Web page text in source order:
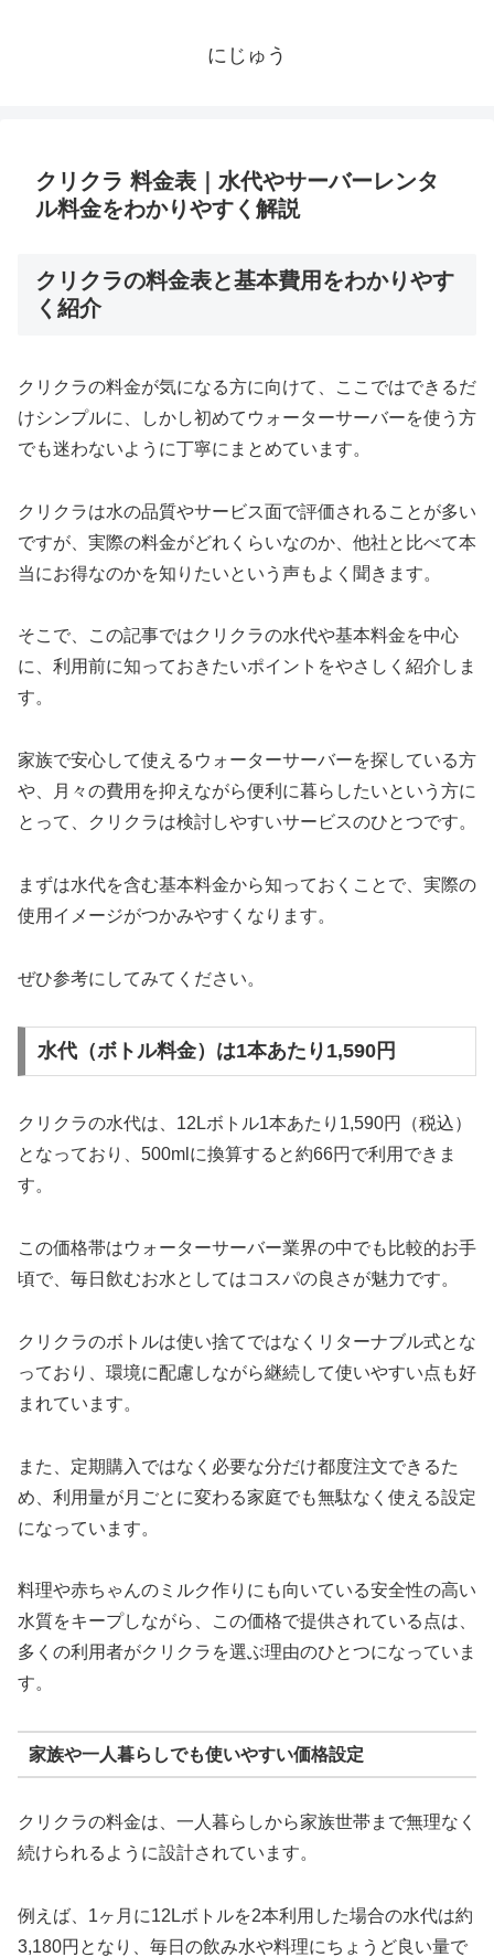
にじゅう
クリクラ 料金表｜水代やサーバーレンタ
ル料金をわかりやすく解説
クリクラの料金表と基本費用をわかりやす
く紹介
クリクラの料金が気になる方に向けて、ここではできるだ
けシンプルに、しかし初めてウォーターサーバーを使う方
でも迷わないように丁寧にまとめています。
クリクラは水の品質やサービス面で評価されることが多い
ですが、実際の料金がどれくらいなのか、他社と比べて本
当にお得なのかを知りたいという声もよく聞きます。
そこで、この記事ではクリクラの水代や基本料金を中心
に、利用前に知っておきたいポイントをやさしく紹介しま
す。
家族で安心して使えるウォーターサーバーを探している方
や、月々の費用を抑えながら便利に暮らしたいという方に
とって、クリクラは検討しやすいサービスのひとつです。
まずは水代を含む基本料金から知っておくことで、実際の
使用イメージがつかみやすくなります。
ぜひ参考にしてみてください。
水代（ボトル料金）は1本あたり1,590円
クリクラの水代は、12Lボトル1本あたり1,590円（税込）
となっており、500mlに換算すると約66円で利用できま
す。
この価格帯はウォーターサーバー業界の中でも比較的お手
頃で、毎日飲むお水としてはコスパの良さが魅力です。
クリクラのボトルは使い捨てではなくリターナブル式とな
っており、環境に配慮しながら継続して使いやすい点も好
まれています。
また、定期購入ではなく必要な分だけ都度注文できるた
め、利用量が月ごとに変わる家庭でも無駄なく使える設定
になっています。
料理や赤ちゃんのミルク作りにも向いている安全性の高い
水質をキープしながら、この価格で提供されている点は、
多くの利用者がクリクラを選ぶ理由のひとつになっていま
す。
家族や一人暮らしでも使いやすい価格設定
クリクラの料金は、一人暮らしから家族世帯まで無理なく
続けられるように設計されています。
例えば、1ヶ月に12Lボトルを2本利用した場合の水代は約
3,180円となり、毎日の飲み水や料理にちょうど良い量で